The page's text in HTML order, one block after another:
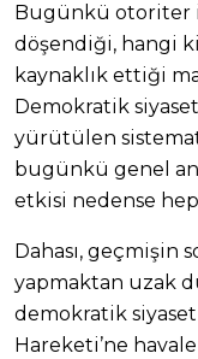
Bugünkü otoriter
döşendiği, hangi
kaynaklık ettiği
Demokratik
yürütülen
bugünkü genel
etkisi nedense
Dahası, geçmişin
yapmaktan uzak
demokratik
Hareketi’ne